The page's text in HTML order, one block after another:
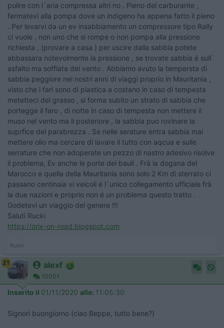
pulire con l`aria compressa altri no . Pieno del carburante ,
fermatevi alla pompa dove un indigeno ha appena fatto il pieno
. Per levarvi da un ev insabbiamento un compressore tipo Rally
ci vuole , non uno che si rompe o non pompa alla pressione
richiesta , (provare a casa ) per uscire dalla sabbia potete
abbassara notevolmente la pressione , se trovate sabbia é sull`
asfalto ma soffiata del vento . Abbiamo avuto la tempersta di
sabbia peggiore nei nostri anni di viaggi proprio in Mauritania ,
visto che i fari sono di plastica a costano in caso di tempesta
metetteci del grasso , si forma subito un strato di sabbia che
portegge il faro , di notte in caso di tempesta non mettere il
muso nel vento ma il posteriore , la sabbia puo rovinare la
suprfice del parabrezza . Se nelle serature entra sabbia mai
mettere olio ma cercare di lavare il tutto con aqcua e sulle
serrature che non adoperate un pezzo di nastro adesivo risolve
il problema, Ev anche le porte dei bauli . Frà la dogana del
Marocco e quella della Mauritania sono solo 2 Km di sterrato ci
passano centinaia vi veicoli é l`unico collegamento ufficiale frà
la due nazioni e proprio non é un problema questo tratto .
Godetevi un viaggio del genere !!!
Saluti Rucki
https://orix-on-road.blogspot.com
Rucki
21 alexf
10001
Inserito il 01/11/2020 alle: 11:05:30
Signori buongiorno (ciao Beppe, tutto bene?)